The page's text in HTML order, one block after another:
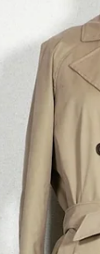
東京を離れて
品のご購入や
お問い合わせ
nobu レディ
(Silent brand)
に左右されな
ロゴや過度な
を表現する
Brand)
and